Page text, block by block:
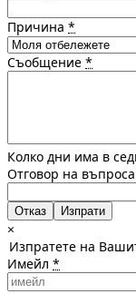
Причина *
Съобщение *
Колко дни има в
Отговор на въпроса
Отказ
×
Изпратете на
Имейл *